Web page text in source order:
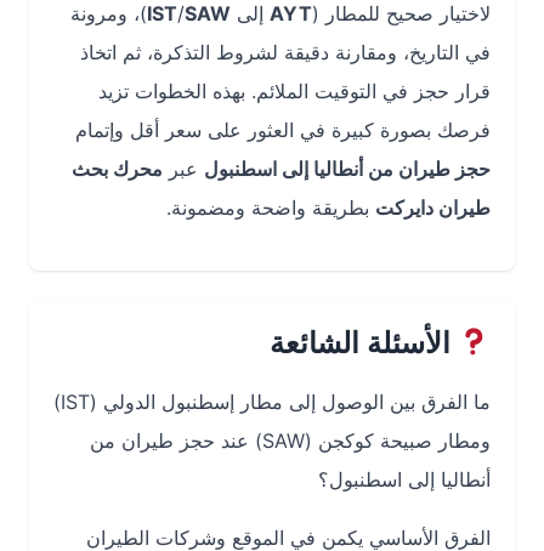
لاختيار صحيح للمطار (AYT إلى IST/ SAW
)، ومرونة
في التاريخ، ومقارنة دقيقة لشروط التذكرة، ثم اتخاذ
قرار حجز في التوقيت الملائم. بهذه الخطوات تزيد
فرصك بصورة كبيرة في العثور على سعر أقل وإتمام
حجز طيران من أنطاليا إلى اسطنبولعبرمحرك بحث
طيران دايركتبطريقة واضحة ومضمونة.
الأسئلة الشائعة
ما الفرق بين الوصول إلى مطار إسطنبول الدولي (IST)
ومطار صبيحة كوكجن (SAW) عند حجز طيران من
أنطاليا إلى اسطنبول؟
الفرق الأساسي يكمن في الموقع وشركات الطيران